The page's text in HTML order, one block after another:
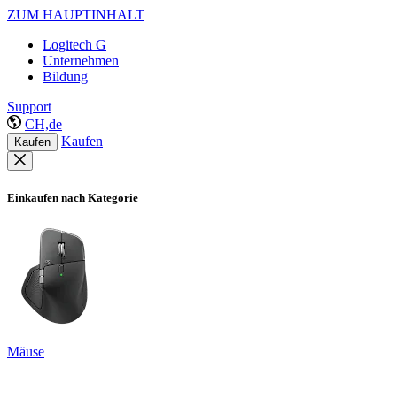
ZUM HAUPTINHALT
Logitech G
Unternehmen
Bildung
Support
CH,de
Kaufen Kaufen
Einkaufen nach Kategorie
Mäuse